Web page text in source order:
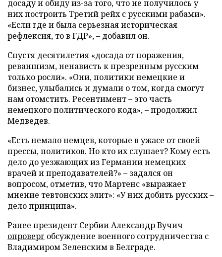
досаду и обиду из-за того, что не получилось у
них построить Третий рейх с русскими рабами».
«Если где и была серьезная историческая
рефлексия, то в ГДР», – добавил он.
Спустя десятилетия «досада от поражения,
реваншизм, ненависть к презренным русским
только росли». «Они, политики немецкие и
бизнес, улыбались и думали о том, когда смогут
нам отомстить. Ресентимент – это часть
немецкого политического кода», – продолжил
Медведев.
«Есть немало немцев, которые в ужасе от своей
прессы, политиков. Но кто их слушает? Кому есть
дело до уезжающих из Германии немецких
врачей и преподавателей?» – задался он
вопросом, отметив, что Мартенс «выражает
мнение тевтонских элит»: «У них добить русских –
дело принципа».
Ранее президент Сербии Александр Вучич
опроверг обсуждение военного сотрудничества с
Владимиром Зеленским в Белграде.